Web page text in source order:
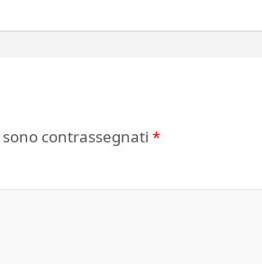
contrassegnati *